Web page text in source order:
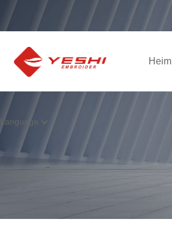
Heim
Language